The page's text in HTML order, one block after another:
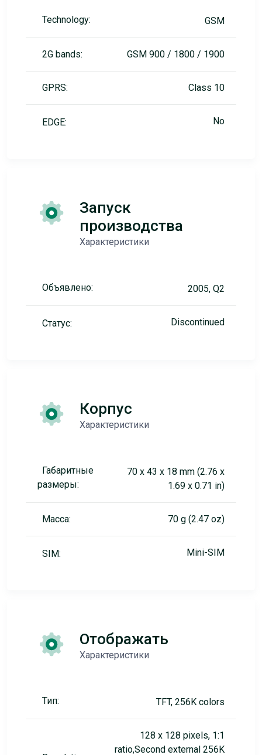
Technology: GSM
2G bands: GSM 900 / 1800 / 1900
GPRS: Class 10
EDGE: No
Запуск
производства
Характеристики
Объявлено: 2005, Q2
Статус: Discontinued
Корпус
Характеристики
Габаритные
размеры:
70 x 43 x 18 mm (2.76 x
1.69 x 0.71 in)
Масса: 70 g (2.47 oz)
SIM: Mini-SIM
Отображать
Характеристики
Тип: TFT, 256K colors
128 x 128 pixels, 1:1
ratio,Second external 256K